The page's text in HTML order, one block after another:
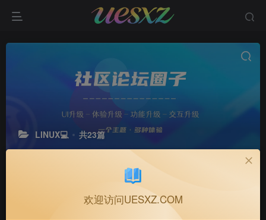
LINUX💻 共23篇
欢迎访问UESXZ.COM